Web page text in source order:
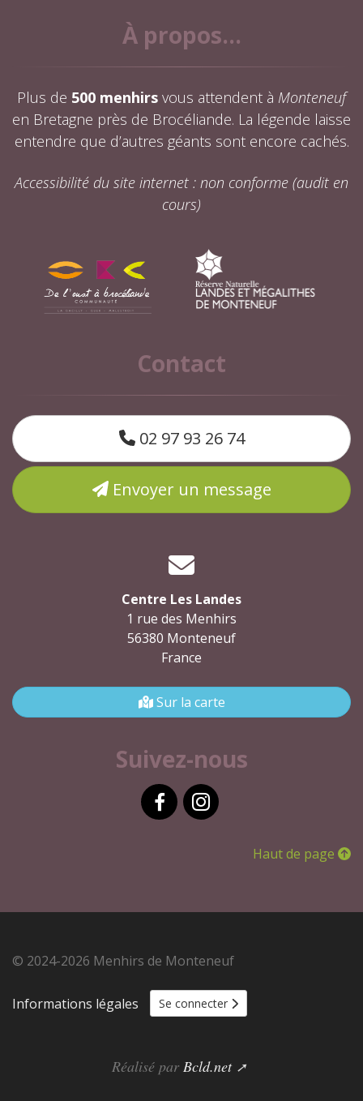
À propos...
Plus de 500 menhirs vous attendent à Monteneuf
en Bretagne près de Brocéliande. La légende laisse
entendre que d’autres géants sont encore cachés.
Accessibilité du site internet : non conforme (audit en
cours)
Contact
02 97 93 26 74
Envoyer un message
Centre Les Landes
1 rue des Menhirs
56380 Monteneuf
France
Sur la carte
Suivez-nous
Haut de page
© 2024-2026 Menhirs de Monteneuf
Informations légales Se connecter
Réalisé par Bcld.net